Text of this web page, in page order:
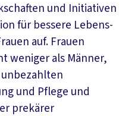
und Initiativen
für bessere Lebens-
auf. Frauen
weniger als Männer,
und Pflege und
prekärer